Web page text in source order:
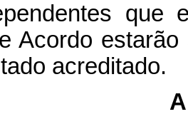
que
Acordo
acreditado.